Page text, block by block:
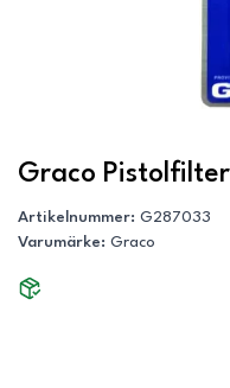
Graco
Artikelnummer: G287033
Varumärke: Graco